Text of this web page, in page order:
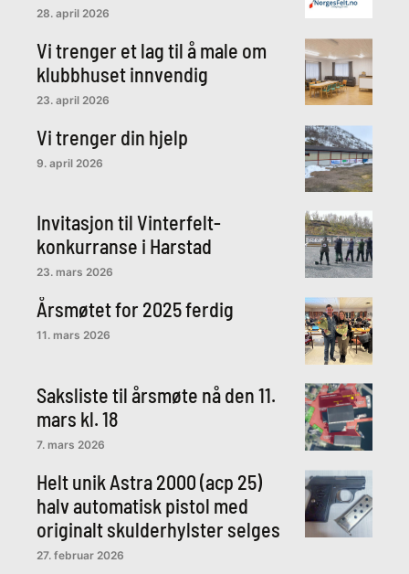
28. april 2026
Vi trenger et lag til å male om
klubbhuset innvendig
23. april 2026
Vi trenger din hjelp
9. april 2026
Invitasjon til Vinterfelt-
konkurranse i Harstad
23. mars 2026
Årsmøtet for 2025 ferdig
11. mars 2026
Saksliste til årsmøte nå den 11.
mars kl. 18
7. mars 2026
Helt unik Astra 2000 (acp 25)
halv automatisk pistol med
originalt skulderhylster selges
27. februar 2026